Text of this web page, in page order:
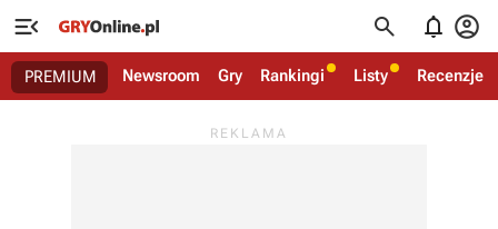
   
PREMIUM Newsroom Gry Rankingi Listy Recenzje